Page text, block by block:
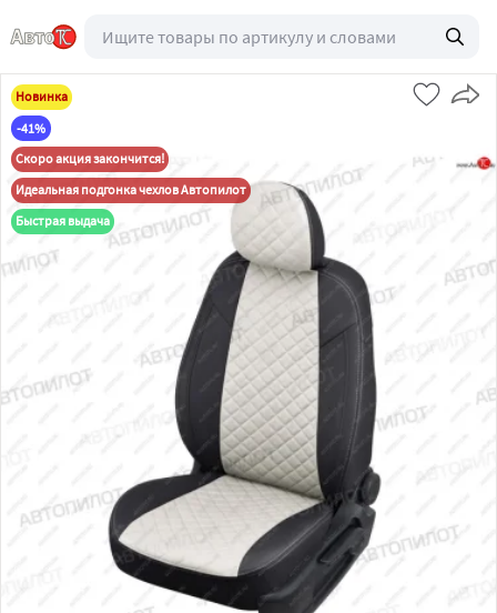
Новинка
-41%
Скоро акция закончится!
Идеальная подгонка чехлов Автопилот
Быстрая выдача